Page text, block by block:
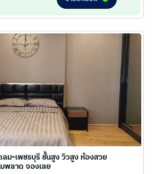
ลม-เพชรบุรี ชั้นสูง วิวสูง ห้องสวย
พลาด จองเลย